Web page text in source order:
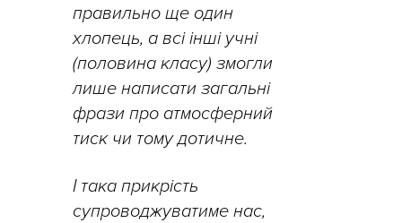
правильно ще один
хлопець, а всі інші учні
(половина класу) змогли
лише написати загальні
фрази про атмосферний
тиск чи тому дотичне.
І така прикрість
супроводжуватиме нас,